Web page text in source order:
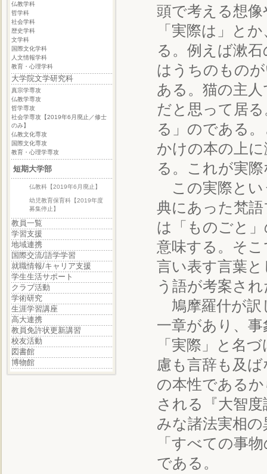
仏教学科
哲学科
社会学科
歴史学科
文学科
国際文化学科
人文情報学科
教育・心理学科
大学院文学研究科
真宗学専攻
仏教学専攻
哲学専攻
社会学専攻【2019年6月廃止／修士
のみ】
仏教文化専攻
国際文化専攻
教育・心理学専攻
短期大学部
仏教科【2019年6月廃止】
幼児教育保育科【2019年度
募集停止】
教員一覧
学習支援
地域連携
国際交流/語学学習
就職情報/キャリア支援
学生生活サポート
クラブ活動
学術研究
生涯学習講座
高大連携
教員免許状更新講習
校友活動
図書館
博物館
頭で考える想
「実際は」と
る。例えば漱
はうちのもの
ある。猫の主
だと思って居
る」のである
かけの本の上
る。これが実
この実際とい
典にあった梵
は「ものごと
意味する。そ
言い表す言葉
う語が考案さ
鳩摩羅什が訳
一章があり、
「実際」と名
慮も言辞も及
の本性である
される『大智
みな諸法実相
「すべての事
である。